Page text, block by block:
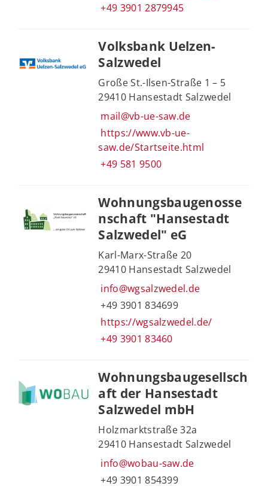
+49 3901 2879945
Volksbank Uelzen-
Salzwedel
Große St.-Ilsen-Straße 1 – 5
29410 Hansestadt Salzwedel
mail@vb-ue-saw.de
https://www.vb-ue-
saw.de/Startseite.html
+49 581 9500
Wohnungsbaugenosse
nschaft "Hansestadt
Salzwedel" eG
Karl-Marx-Straße 20
29410 Hansestadt Salzwedel
info@wgsalzwedel.de
+49 3901 834699
https://wgsalzwedel.de/
+49 3901 83460
Wohnungsbaugesellsch
aft der Hansestadt
Salzwedel mbH
Holzmarktstraße 32a
29410 Hansestadt Salzwedel
info@wobau-saw.de
+49 3901 854399